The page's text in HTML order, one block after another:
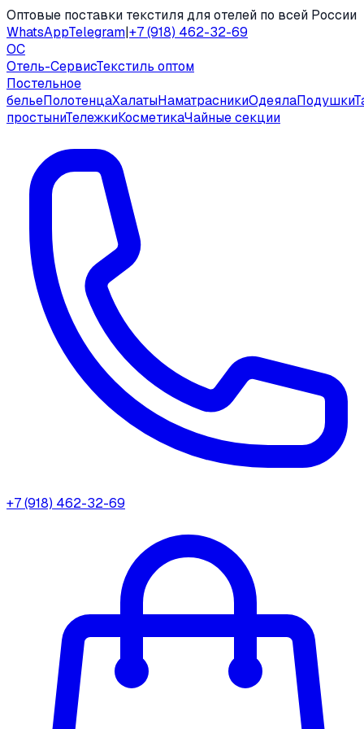
Оптовые поставки текстиля для отелей по всей России
WhatsAppTelegram|+7 (918) 462-32-69
ОС
Отель-СервисТекстиль оптом
Постельное
бельеПолотенцаХалатыНаматрасникиОдеялаПодушки
простыниТележкиКосметикаЧайные секции
+7 (918) 462-32-69